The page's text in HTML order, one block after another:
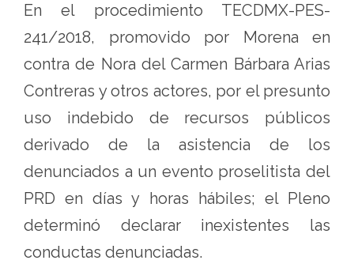
En el procedimiento TECDMX-PES-
241/2018, promovido por Morena en
contra de Nora del Carmen Bárbara Arias
Contreras y otros actores, por el presunto
uso indebido de recursos públicos
derivado de la asistencia de los
denunciados a un evento proselitista del
PRD en días y horas hábiles; el Pleno
determinó declarar inexistentes las
conductas denunciadas.